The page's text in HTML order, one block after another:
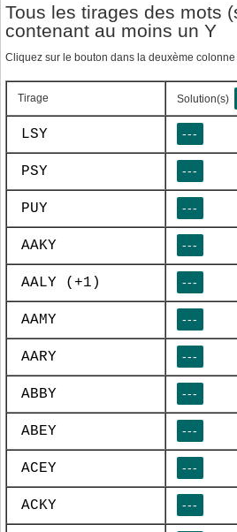
Tous les tirages des mots
contenant au moins un Y
Cliquez sur le bouton dans la deuxème
Tirage Solution(s)
LSY ---
PSY ---
PUY ---
AAKY ---
AALY (+1) ---
AAMY ---
AARY ---
ABBY ---
ABEY ---
ACEY ---
ACKY ---